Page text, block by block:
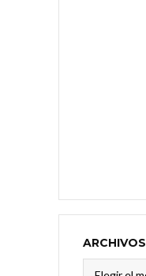
ARCHIVOS